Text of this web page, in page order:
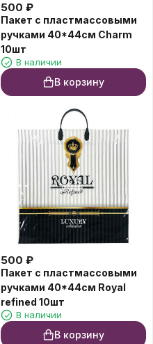
500 ₽
Пакет с пластмассовыми
ручками 40*44см Charm
10шт
В наличии
В корзину
500 ₽
Пакет с пластмассовыми
ручками 40*44см Royal
refined 10шт
В наличии
В корзину